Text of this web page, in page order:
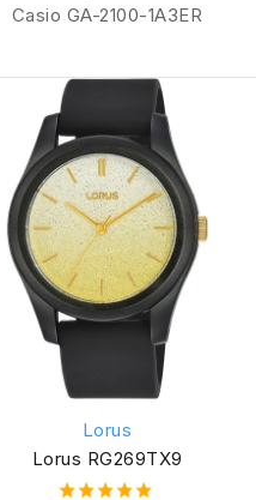
Casio GA-2100-1A3ER
Lorus
Lorus RG269TX9